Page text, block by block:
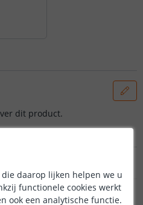
dit product.
daarop lijken helpen we u
functionele cookies werkt
ook een analytische functie.